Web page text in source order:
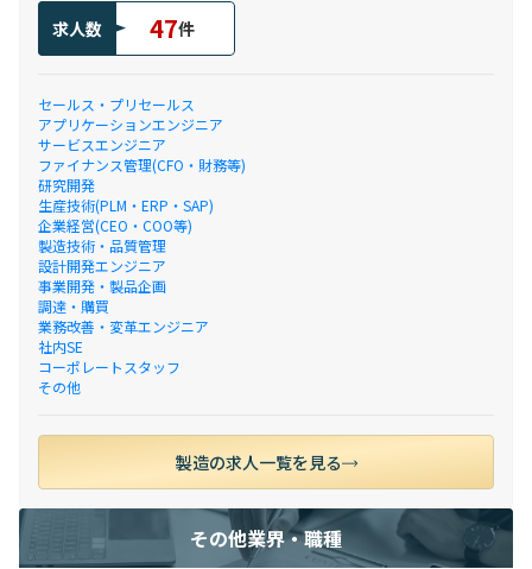
求人数 47件
セールス・プリセールス
アプリケーションエンジニア
サービスエンジニア
ファイナンス管理(CFO・財務等)
研究開発
生産技術(PLM・ERP・SAP)
企業経営(CEO・COO等)
製造技術・品質管理
設計開発エンジニア
事業開発・製品企画
調達・購買
業務改善・変革エンジニア
社内SE
コーポレートスタッフ
その他
製造の求人一覧を見る
その他業界・職種